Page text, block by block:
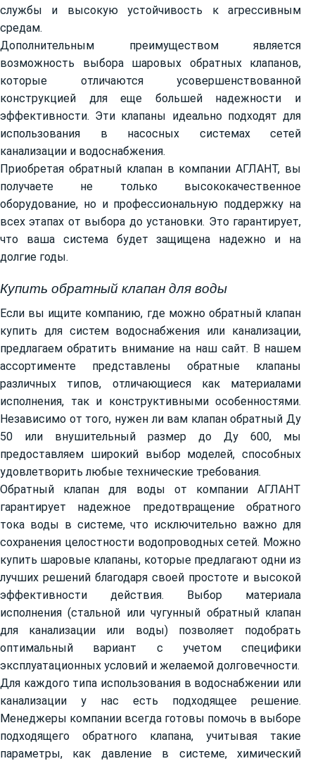
службы и высокую устойчивость к агрессивным
средам.
Дополнительным преимуществом является
возможность выбора шаровых обратных клапанов,
которые отличаются усовершенствованной
конструкцией для еще большей надежности и
эффективности. Эти клапаны идеально подходят для
использования в насосных системах сетей
канализации и водоснабжения.
Приобретая обратный клапан в компании АГЛАНТ, вы
получаете не только высококачественное
оборудование, но и профессиональную поддержку на
всех этапах от выбора до установки. Это гарантирует,
что ваша система будет защищена надежно и на
долгие годы.
Купить обратный клапан для воды
Если вы ищите компанию, где можно обратный клапан
купить для систем водоснабжения или канализации,
предлагаем обратить внимание на наш сайт. В нашем
ассортименте представлены обратные клапаны
различных типов, отличающиеся как материалами
исполнения, так и конструктивными особенностями.
Независимо от того, нужен ли вам клапан обратный Ду
50 или внушительный размер до Ду 600, мы
предоставляем широкий выбор моделей, способных
удовлетворить любые технические требования.
Обратный клапан для воды от компании АГЛАНТ
гарантирует надежное предотвращение обратного
тока воды в системе, что исключительно важно для
сохранения целостности водопроводных сетей. Можно
купить шаровые клапаны, которые предлагают одни из
лучших решений благодаря своей простоте и высокой
эффективности действия. Выбор материала
исполнения (стальной или чугунный обратный клапан
для канализации или воды) позволяет подобрать
оптимальный вариант с учетом специфики
эксплуатационных условий и желаемой долговечности.
Для каждого типа использования в водоснабжении или
канализации у нас есть подходящее решение.
Менеджеры компании всегда готовы помочь в выборе
подходящего обратного клапана, учитывая такие
параметры, как давление в системе, химический